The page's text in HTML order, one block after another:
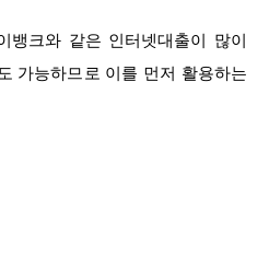
뱅크와 같은 인터넷대출이 많이
가능하므로 이를 먼저 활용하는